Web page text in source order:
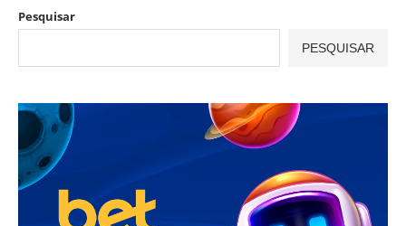
Pesquisar
PESQUISAR